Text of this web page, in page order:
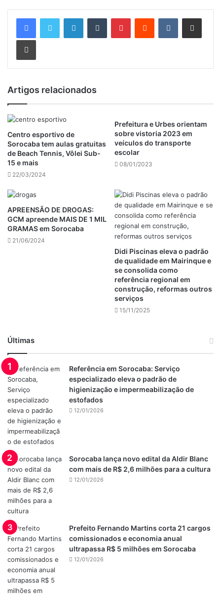
LinkedinTumblr PinterestReddit VK Compartilhar via e-mail
Imprimir
Artigos relacionados
Centro esportivo de
Sorocaba tem aulas gratuitas
de Beach Tennis, Vôlei Sub-
15 e mais
22/03/2024
Prefeitura e Urbes orientam
sobre vistoria 2023 em
veículos do transporte
escolar
08/01/2023
APREENSÃO DE DROGAS:
GCM apreende MAIS DE 1 MIL
GRAMAS em Sorocaba
21/06/2024
Didi Piscinas eleva o padrão
de qualidade em Mairinque e
se consolida como
referência regional em
construção, reformas outros
serviços
15/11/2025
Últimas
Referência em Sorocaba: Serviço
especializado eleva o padrão de
higienização e impermeabilização de
estofados
12/01/2026
Sorocaba lança novo edital da Aldir Blanc
com mais de R$ 2,6 milhões para a cultura
12/01/2026
Prefeito Fernando Martins corta 21 cargos
comissionados e economia anual
ultrapassa R$ 5 milhões em Sorocaba
12/01/2026